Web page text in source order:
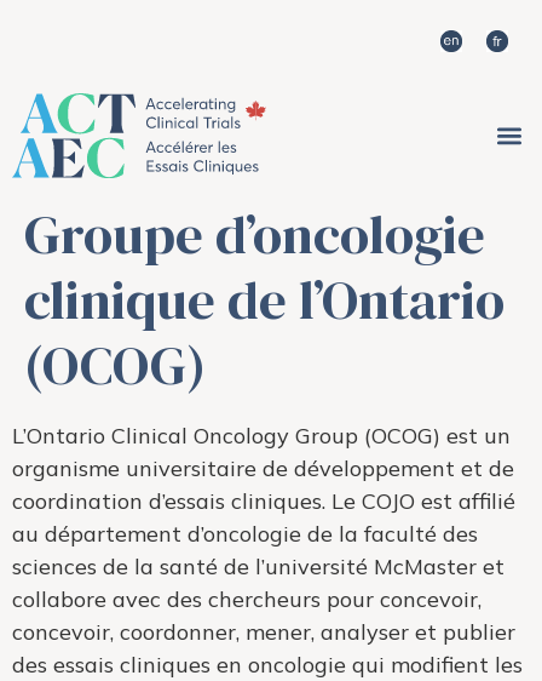
Groupe d’oncologie
clinique de l’Ontario
(OCOG)
L’Ontario Clinical Oncology Group (OCOG) est un
organisme universitaire de développement et de
coordination d’essais cliniques. Le COJO est affilié
au département d’oncologie de la faculté des
sciences de la santé de l’université McMaster et
collabore avec des chercheurs pour concevoir,
concevoir, coordonner, mener, analyser et publier
des essais cliniques en oncologie qui modifient les